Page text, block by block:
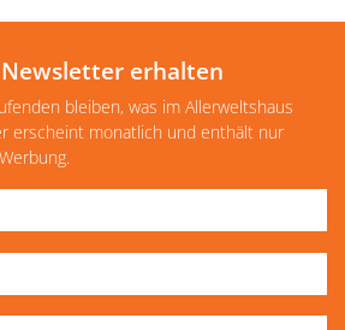
erhalten
bleiben, was im Allerweltshaus
erscheint monatlich und enthält nur